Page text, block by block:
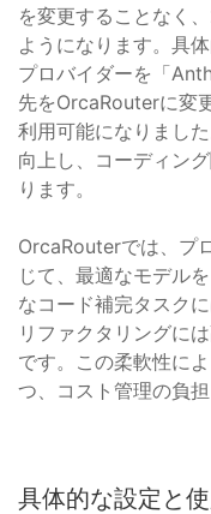
を変更することなく
ようになります。具
プロバイダーを「
先をOrcaRouterに変
利用可能になりまし
向上し、コーディン
ります。
OrcaRouterでは、プ
じて、最適なモデル
なコード補完タスク
リファクタリングに
です。この柔軟性に
つ、コスト管理の負
具体的な設定と